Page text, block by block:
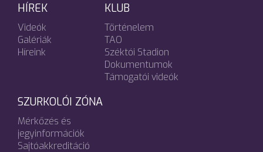
HÍREK
Videók
Galériák
Híreink
KLUB
Történelem
TAO
Széktói Stadion
Dokumentumok
Támogatói videók
SZURKOLÓI ZÓNA
Mérkőzés és
jegyinformációk
Sajtóakkreditáció